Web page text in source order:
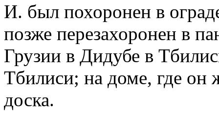
И. был похоронен в
позже перезахоронен в
Грузии в Дидубе в
Тбилиси; на доме, где он
доска.